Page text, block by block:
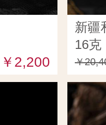
￥2,200
新疆
16克
￥